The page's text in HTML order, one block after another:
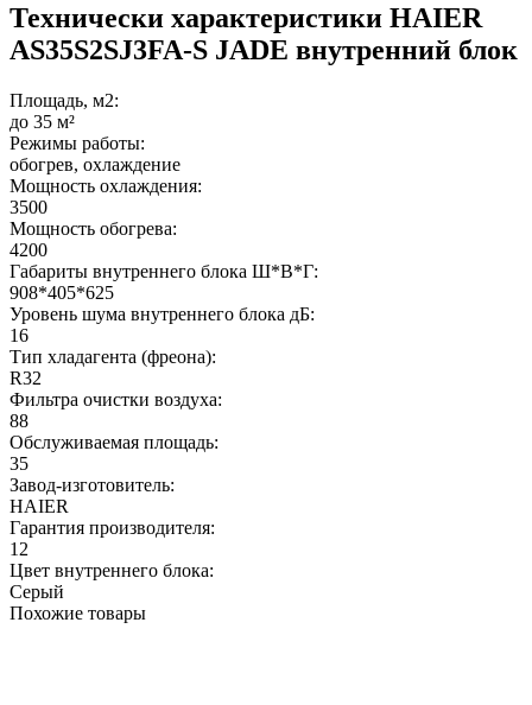
Технически характеристики HAIER
AS35S2SJ3FA-S JADE внутренний блок
Площадь, м2:
до 35 м²
Режимы работы:
обогрев, охлаждение
Мощность охлаждения:
3500
Мощность обогрева:
4200
Габариты внутреннего блока Ш*В*Г:
908*405*625
Уровень шума внутреннего блока дБ:
16
Тип хладагента (фреона):
R32
Фильтра очистки воздуха:
88
Обслуживаемая площадь:
35
Завод-изготовитель:
HAIER
Гарантия производителя:
12
Цвет внутреннего блока:
Серый
Похожие товары